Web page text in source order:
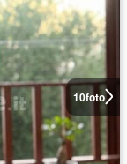
10foto